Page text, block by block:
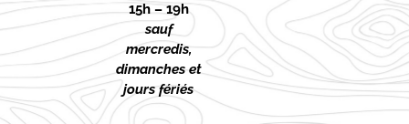
15h – 19h
sauf
mercredis,
dimanches et
jours fériés